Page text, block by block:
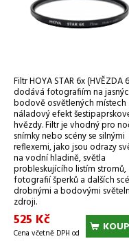
Filtr HOYA STAR 6x (HVĚZDA
dodává fotografiím na
bodově osvětlených místech
náladový efekt
hvězdy. Filtr je vhodný pro
snímky nebo scény se silnými
reflexemi, jako jsou odrazy
na vodní hladině, světla
probleskujícího listím stromů,
fotografií šperků a dalších
drobnými a bodovými
zdroji.
525 Kč
Cena včetně DPH od